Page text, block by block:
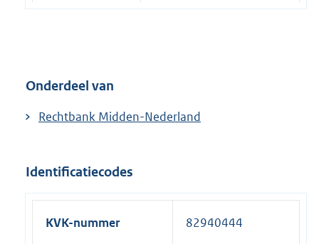
Onderdeel van
Rechtbank Midden-Nederland
Identificatiecodes
KVK-nummer 82940444